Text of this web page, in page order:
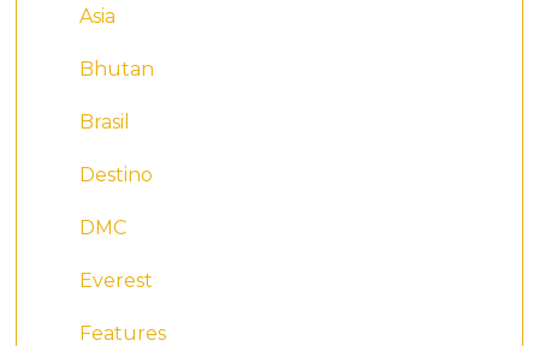
Asia
Bhutan
Brasil
Destino
DMC
Everest
Features